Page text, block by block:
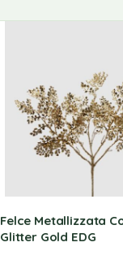
Felce Metallizzata
Glitter Gold EDG